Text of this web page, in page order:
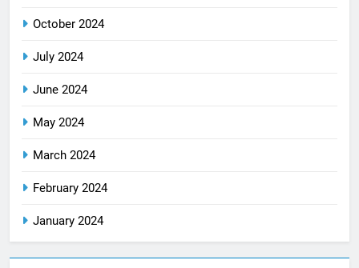
October 2024
July 2024
June 2024
May 2024
March 2024
February 2024
January 2024